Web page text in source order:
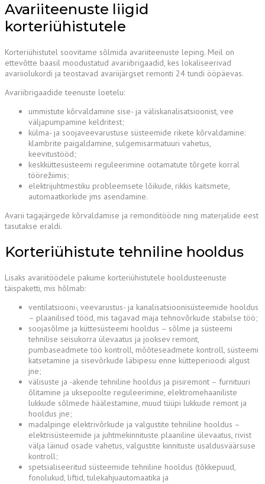
Avariiteenuste liigid
korteriühistutele
Korteriühistutel soovitame sõlmida avariiteenuste leping. Meil on
ettevõtte baasil moodustatud avariibrigaadid, kes lokaliseerivad
avariiolukordi ja teostavad avariijärgset remonti 24 tundi ööpäevas.
Avariibrigaadide teenuste loetelu:
ummistute kõrvaldamine sise- ja väliskanalisatsioonist, vee
väljapumpamine keldritest;
külma- ja soojaveevarustuse süsteemide rikete kõrvaldamine:
klambrite paigaldamine, sulgemisarmatuuri vahetus,
keevitustööd;
keskküttesüsteemi reguleerimine ootamatute tõrgete korral
töörežiimis;
elektrijuhtmestiku probleemsete lõikude, rikkis kaitsmete,
automaatkorkide jms asendamine.
Avarii tagajärgede kõrvaldamise ja remonditööde ning materjalide eest
tasutakse eraldi.
Korteriühistute tehniline hooldus
Lisaks avariitöödele pakume korteriühistutele hooldusteenuste
täispaketti, mis hõlmab:
ventilatsiooni-, veevarustus- ja kanalisatsioonisüsteemide hooldus
– plaanilised tööd, mis tagavad maja tehnovõrkude stabiilse töö;
soojasõlme ja küttesüsteemi hooldus – sõlme ja süsteemi
tehnilise seisukorra ülevaatus ja jooksev remont,
pumbaseadmete töö kontroll, mõõteseadmete kontroll, süsteemi
katsetamine ja sisevõrkude läbipesu enne kütteperioodi algust
jne;
välisuste ja -akende tehniline hooldus ja pisiremont – furnituuri
õlitamine ja uksepoolte reguleerimine, elektromehaaniliste
lukkude sõlmede häälestamine, muud tüüpi lukkude remont ja
hooldus jne;
madalpinge elektrivõrkude ja valgustite tehniline hooldus –
elektrisüsteemide ja juhtmekinnituste plaaniline ülevaatus, rivist
välja läinud osade vahetus, valgustite kinnituste usaldusväärsuse
kontroll;
spetsialiseeritud süsteemide tehniline hooldus (tõkkepuud,
fonolukud, liftid, tulekahjuautomaatika ja